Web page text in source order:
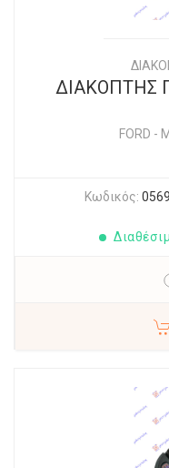
ΔΙΑΚΟΠΤΗΣ
FORD -
Κωδικός: